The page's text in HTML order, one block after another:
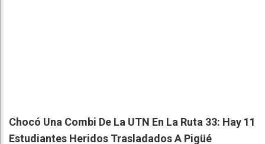
Chocó Una Combi De La UTN En La Ruta 33: Hay 11
Estudiantes Heridos Trasladados A Pigüé